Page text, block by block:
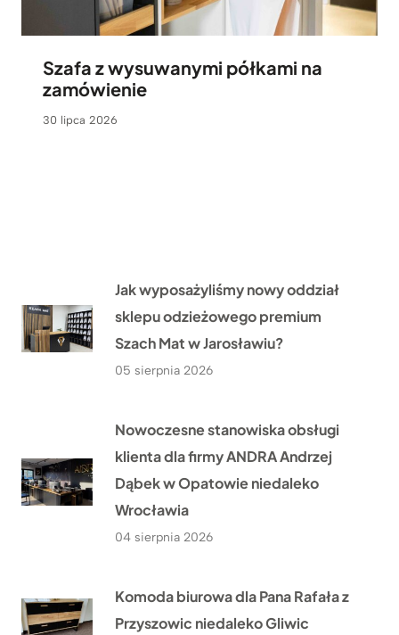
Szafa z wysuwanymi półkami na
zamówienie
30 lipca 2026
Jak wyposażyliśmy nowy oddział
sklepu odzieżowego premium
Szach Mat w Jarosławiu?
05 sierpnia 2026
Nowoczesne stanowiska obsługi
klienta dla firmy ANDRA Andrzej
Dąbek w Opatowie niedaleko
Wrocławia
04 sierpnia 2026
Komoda biurowa dla Pana Rafała z
Przyszowic niedaleko Gliwic